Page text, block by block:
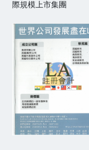
際規模上市集團